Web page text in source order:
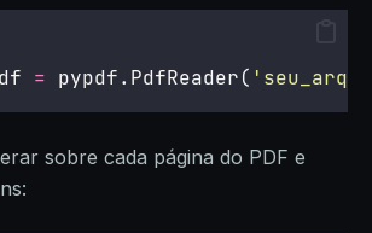
= pypdf.PdfReader( '
sobre cada página do PDF e